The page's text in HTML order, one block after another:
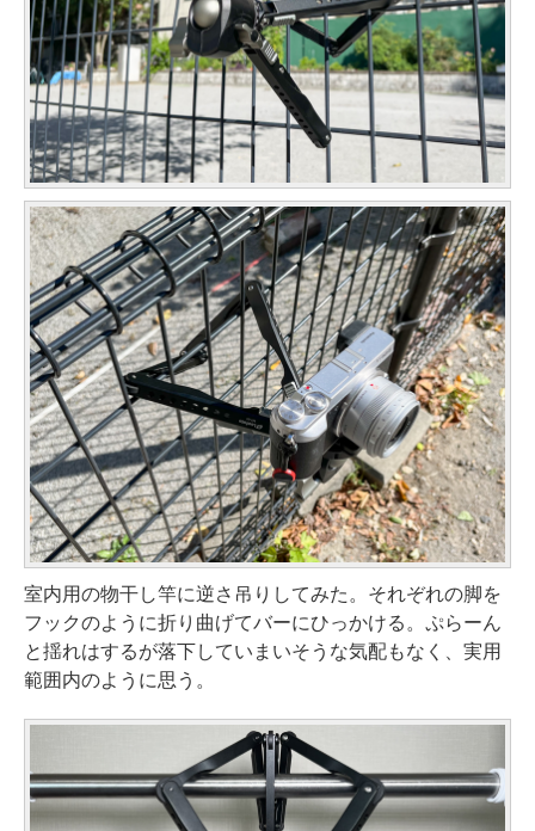
室内用の物干し竿に逆さ吊りしてみた。それぞれの脚を
フックのように折り曲げてバーにひっかける。ぷらーん
と揺れはするが落下していまいそうな気配もなく、実用
範囲内のように思う。